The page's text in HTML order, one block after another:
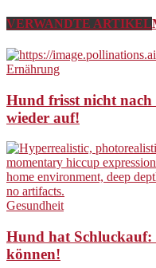
VERWANDTE ARTIKEL
Ernährung
Hund frisst nicht nach
wieder auf!
Gesundheit
Hund hat Schluckauf:
können!